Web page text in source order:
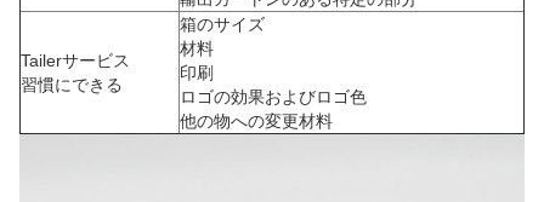
Tailerサービス
習慣にできる
箱のサイズ
材料
印刷
ロゴの効果およびロゴ色
他の物への変更材料